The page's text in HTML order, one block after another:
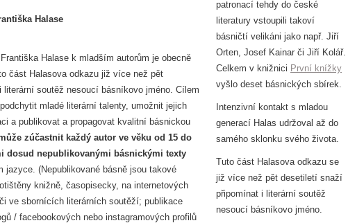
Halase
Halase k mladším autorům je obecně
část Halasova odkazu již více než pět
literární soutěž nesoucí básníkovo jméno. Cílem
mladé literární talenty, umožnit jejich
a publikovat a propagovat kvalitní básnickou
zúčastnit každý autor ve věku od 15 do
dosud nepublikovanými básnickými texty
jazyce. (Nepublikované básně jsou takové
knižně, časopisecky, na internetových
ve sbornících literárních soutěží; publikace
/ facebookových nebo instagramových profilů
patronací tehdy do české
literatury vstoupili takoví
básničtí velikáni jako např. Jiří
Orten, Josef Kainar či Jiří Kolář.
Celkem v knižnici První knížky
vyšlo deset básnických sbírek.
Intenzivní kontakt s mladou
generací Halas udržoval až do
samého sklonku svého života.
Tuto část Halasova odkazu se
již více než pět desetiletí snaží
připomínat i literární soutěž
nesoucí básníkovo jméno.